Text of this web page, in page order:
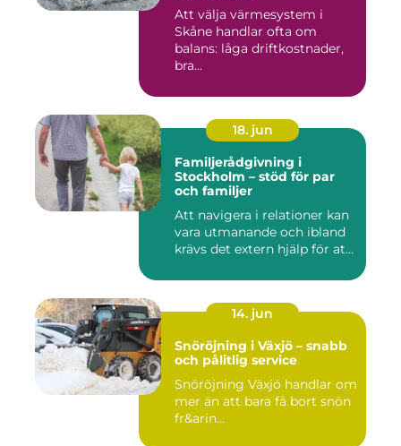
Att välja värmesystem i
Skåne handlar ofta om
balans: låga driftkostnader,
bra...
18. jun
Familjerådgivning i
Stockholm – stöd för par
och familjer
Att navigera i relationer kan
vara utmanande och ibland
krävs det extern hjälp för at...
14. jun
Snöröjning i Växjö – snabb
och pålitlig service
Snöröjning Växjö handlar om
mer än att bara få bort snön
fr&arin...